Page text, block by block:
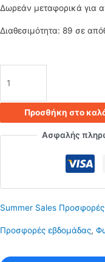
was:
25.00€.
τιμή
είναι:
Δωρεάν μεταφορικά για
Διαθεσιμότητα: 89 σε
οροφής
μπάλα
και
λάμπα
g9
Προσθήκη στο
Ασφαλής
Summer Sales Προσφορές
Προσφορές εβδομάδας,